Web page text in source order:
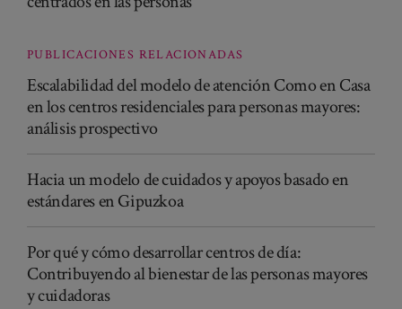
PUBLICACIONES RELACIONADAS
Escalabilidad del modelo de atención Como en Casa
en los centros residenciales para personas mayores:
análisis prospectivo
Hacia un modelo de cuidados y apoyos basado en
estándares en Gipuzkoa
Por qué y cómo desarrollar centros de día:
Contribuyendo al bienestar de las personas mayores
y cuidadoras